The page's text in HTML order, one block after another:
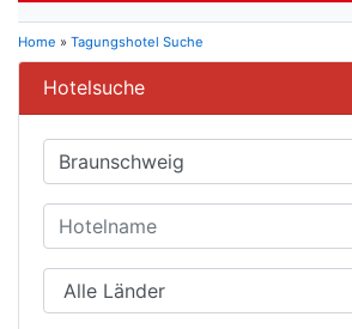
Home » Tagungshotel Suche
Hotelsuche